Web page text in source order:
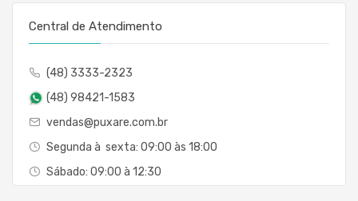
Central de Atendimento
(48) 3333-2323
(48) 98421-1583
vendas@puxare.com.br
Segunda à sexta: 09:00 às 18:00
Sábado: 09:00 à 12:30